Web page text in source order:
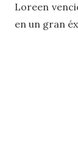
Loreen
en un gran